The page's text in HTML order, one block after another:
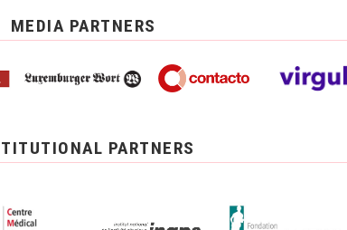
MEDIA PARTNERS
PARTNERS